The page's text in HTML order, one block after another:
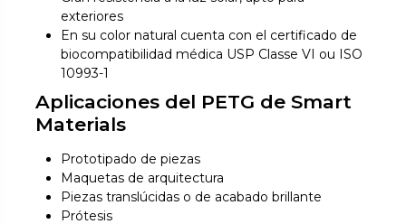
exteriores
En su color natural cuenta con el certificado de
biocompatibilidad médica USP Classe VI ou ISO
10993-1
Aplicaciones del PETG de Smart
Materials
Prototipado de piezas
Maquetas de arquitectura
Piezas translúcidas o de acabado brillante
Prótesis